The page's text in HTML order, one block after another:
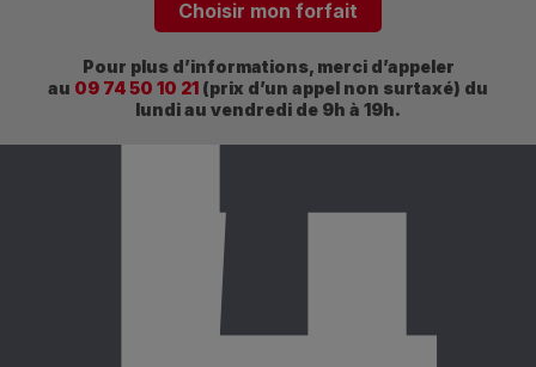
Choisir mon forfait
Pour plus d’informations, merci d’appeler
au 09 74 50 10 21 (prix d’un appel non surtaxé) du
lundi au vendredi de 9h à 19h.